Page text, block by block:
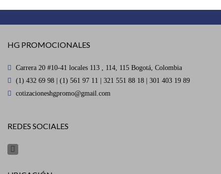
HG PROMOCIONALES
Carrera 20 #10-41 locales 113 , 114, 115 Bogotá, Colombia
(1) 432 69 98 | (1) 561 97 11 | 321 551 88 18 | 301 403 19 89
cotizacioneshgpromo@gmail.com
REDES SOCIALES